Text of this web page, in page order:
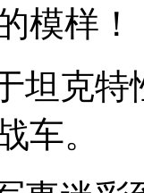
模样！
坦克
车。